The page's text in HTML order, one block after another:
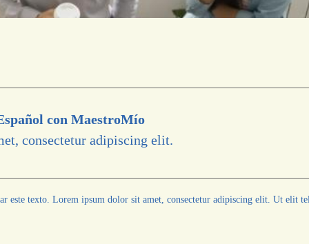
con MaestroMío
consectetur adipiscing elit.
este texto. Lorem ipsum dolor sit amet, consectetur adipiscing elit. Ut elit